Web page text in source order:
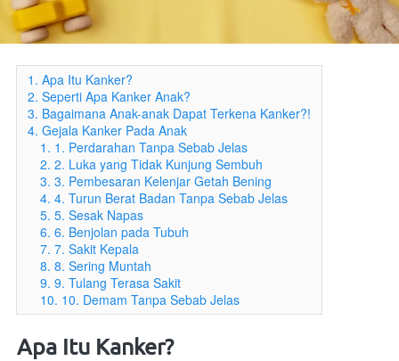
1. Apa Itu Kanker?
2. Seperti Apa Kanker Anak?
3. Bagaimana Anak-anak Dapat Terkena Kanker?!
4. Gejala Kanker Pada Anak
1. 1. Perdarahan Tanpa Sebab Jelas
2. 2. Luka yang Tidak Kunjung Sembuh
3. 3. Pembesaran Kelenjar Getah Bening
4. 4. Turun Berat Badan Tanpa Sebab Jelas
5. 5. Sesak Napas
6. 6. Benjolan pada Tubuh
7. 7. Sakit Kepala
8. 8. Sering Muntah
9. 9. Tulang Terasa Sakit
10. 10. Demam Tanpa Sebab Jelas
Apa Itu Kanker?